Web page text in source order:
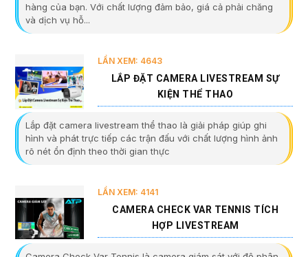
hàng của bạn. Với chất lượng đảm bảo, giá cả phải chăng
và dịch vụ hỗ...
LẦN XEM: 4643
LẮP ĐẶT CAMERA LIVESTREAM SỰ
KIỆN THỂ THAO
Lắp đặt camera livestream thể thao là giải pháp giúp ghi
hình và phát trực tiếp các trận đấu với chất lượng hình ảnh
rõ nét ổn định theo thời gian thực
LẦN XEM: 4141
CAMERA CHECK VAR TENNIS TÍCH
HỢP LIVESTREAM